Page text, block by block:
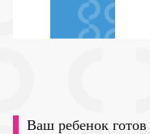
Ваш ребенок